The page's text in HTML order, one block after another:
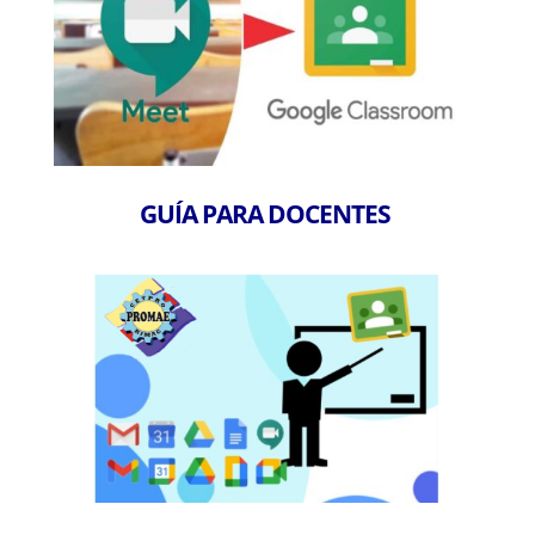
GUÍA PARA DOCENTES ​